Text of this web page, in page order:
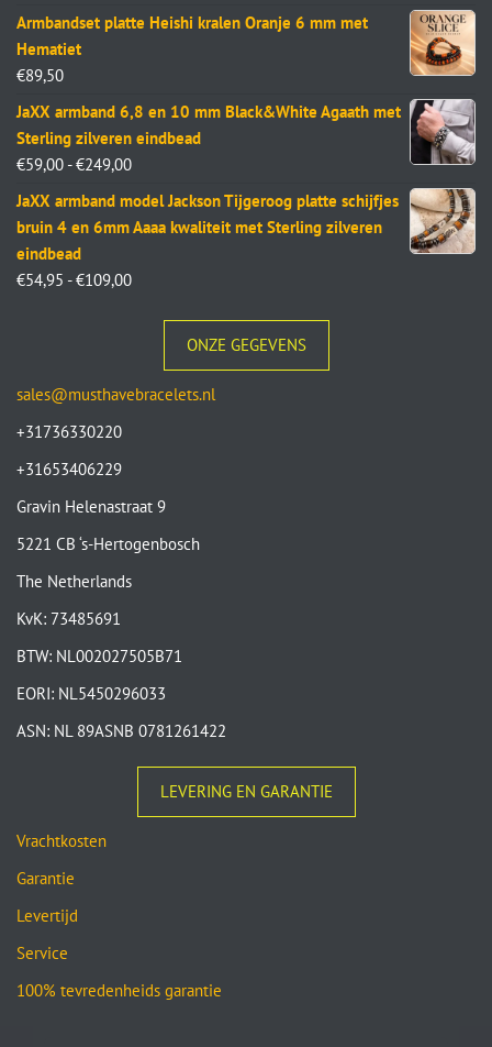
Armbandset platte Heishi kralen Oranje 6 mm met
Hematiet
€89,50
JaXX armband 6,8 en 10 mm Black&White Agaath met
Sterling zilveren eindbead
€59,00 - €249,00
JaXX armband model Jackson Tijgeroog platte schijfjes
bruin 4 en 6mm Aaaa kwaliteit met Sterling zilveren
eindbead
€54,95 - €109,00
ONZE GEGEVENS
sales@musthavebracelets.nl
+31736330220
+31653406229
Gravin Helenastraat 9
5221 CB ‘s-Hertogenbosch
The Netherlands
KvK: 73485691
BTW: NL002027505B71
EORI: NL5450296033
ASN: NL 89ASNB 0781261422
LEVERING EN GARANTIE
Vrachtkosten
Garantie
Levertijd
Service
100% tevredenheids garantie